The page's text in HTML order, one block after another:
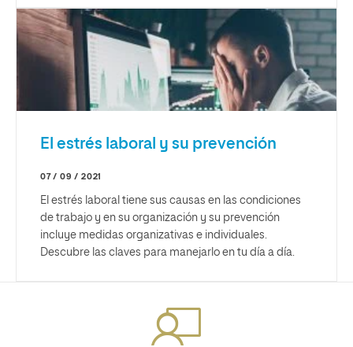
El estrés laboral y su prevención
07 / 09 / 2021
El estrés laboral tiene sus causas en las condiciones
de trabajo y en su organización y su prevención
incluye medidas organizativas e individuales.
Descubre las claves para manejarlo en tu día a día.